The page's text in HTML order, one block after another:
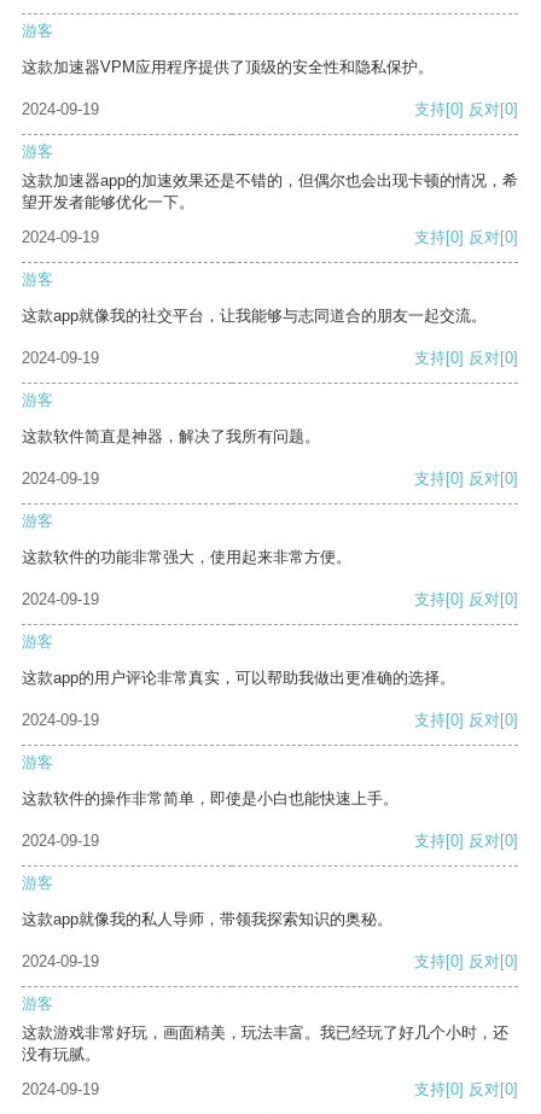
游客
这款加速器VPM应用程序提供了顶级的安全性和隐私保护。
2024-09-19 支持[0] 反对[0]
游客
这款加速器app的加速效果还是不错的，但偶尔也会出现卡顿的情况，希
望开发者能够优化一下。
2024-09-19
支持[0] 反对[0]
游客
这款app就像我的社交平台，让我能够与志同道合的朋友一起交流。
2024-09-19 支持[0] 反对[0]
游客
这款软件简直是神器，解决了我所有问题。
2024-09-19 支持[0] 反对[0]
游客
这款软件的功能非常强大，使用起来非常方便。
2024-09-19 支持[0] 反对[0]
游客
这款app的用户评论非常真实，可以帮助我做出更准确的选择。
2024-09-19 支持[0] 反对[0]
游客
这款软件的操作非常简单，即使是小白也能快速上手。
2024-09-19 支持[0] 反对[0]
游客
这款app就像我的私人导师，带领我探索知识的奥秘。
2024-09-19 支持[0] 反对[0]
游客
这款游戏非常好玩，画面精美，玩法丰富。我已经玩了好几个小时，还
没有玩腻。
2024-09-19
支持[0] 反对[0]